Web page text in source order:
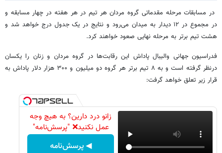
در مسابقات مرحله مقدماتی گروه مردان هر تیم در هر هفته در چهار مسابقه و
در مجموع در ۱۲ دیدار به میدان می‌رود و نتایج در یک جدول درج خواهد شد و
هشت تیم برتر به مرحله نهایی صعود خواهند کرد.
فدراسیون جهانی والیبال پاداش این رقابت‌ها در گروه مردان و زنان را یکسان
درنظر گرفته است و به ۸ تیم برتر هر گروه دو میلیون و ۳۰۰ هزار دلار پاداش به
قرار زیر تعلق خواهد گرفت:
زانو درد دارین؟ به هیچ وجه
عمل نکنید❌ "پرسش‌نامه"
◀ پرسش‌نامه